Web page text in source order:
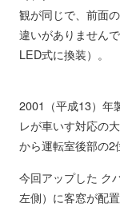
観が同じで、前面
違いがありません
LED式に換装）。
2001（平成13）年
レが車いす対応の
から運転室後部の2
今回アップした ク
左側）に客窓が配